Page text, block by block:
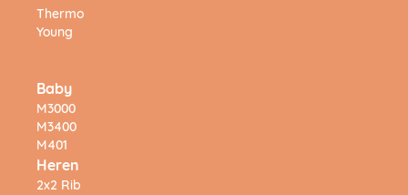
Thermo
Young
Baby
M3000
M3400
M401
Heren
2x2 Rib